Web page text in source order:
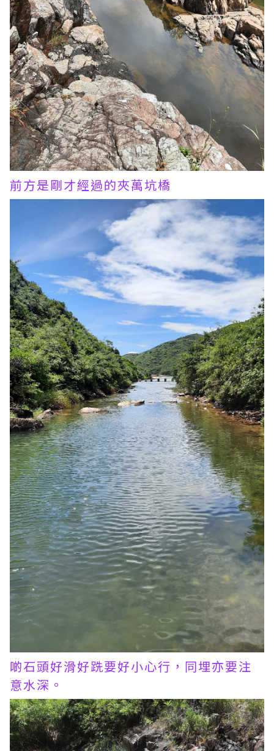
前方是剛才經過的夾萬坑橋
啲石頭好滑好跣要好小心行，同埋亦要注
意水深。